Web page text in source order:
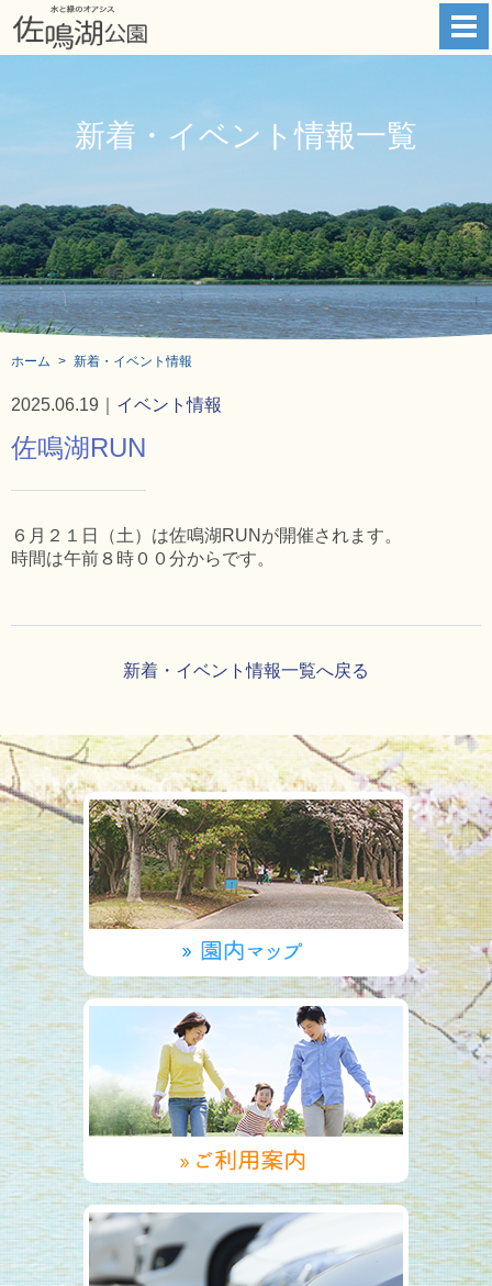
新着・イベント情報一覧
ホーム 新着・イベント情報
2025.06.19｜ イベント情報
佐鳴湖RUN
６月２１日（土）は佐鳴湖RUNが開催されます。
時間は午前８時００分からです。
新着・イベント情報一覧へ戻る